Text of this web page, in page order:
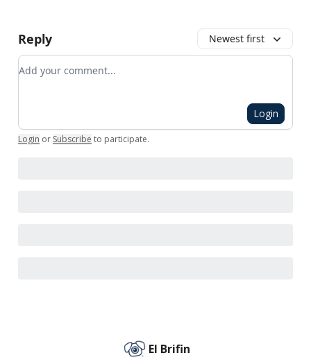
Reply Newest first
Add your comment
Login
Login or Subscribe to participate.
El Brifin